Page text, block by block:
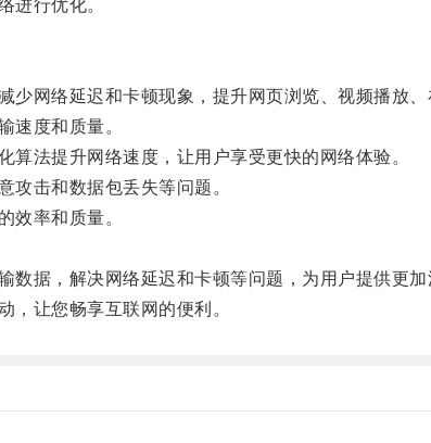
行优化。
络延迟和卡顿现象，提升网页浏览、视频播放、
度和质量。
法提升网络速度，让用户享受更快的网络体验。
击和数据包丢失等问题。
率和质量。
据，解决网络延迟和卡顿等问题，为用户提供更加
让您畅享互联网的便利。